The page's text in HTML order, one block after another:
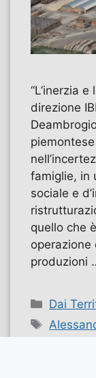
“L’inerzia
direzione
famiglie, in
sociale e
quello che
operazione
produzioni
Dai
Tag